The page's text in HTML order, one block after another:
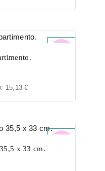
15,13€
x 33 cm.